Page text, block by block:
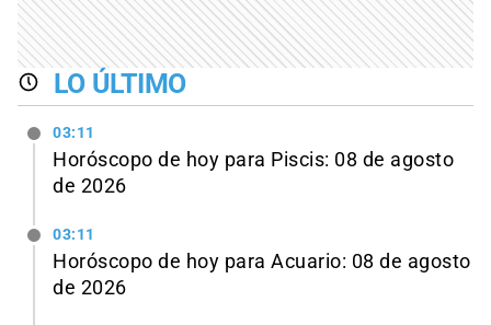
LO ÚLTIMO
03:11
Horóscopo de hoy para Piscis: 08 de agosto
de 2026
03:11
Horóscopo de hoy para Acuario: 08 de agosto
de 2026